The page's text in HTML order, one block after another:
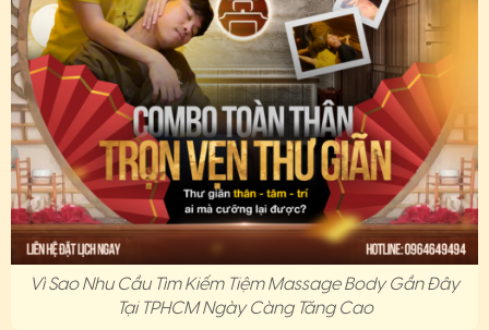
Vì Sao Nhu Cầu Tìm Kiếm Tiệm Massage Body Gần Đây
Tại TPHCM Ngày Càng Tăng Cao